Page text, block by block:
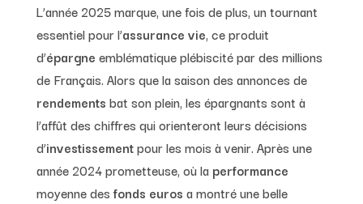
L’année 2025 marque, une fois de plus, un tournant
essentiel pour l’assurance vie, ce produit
d’épargne emblématique plébiscité par des millions
de Français. Alors que la saison des annonces de
rendements bat son plein, les épargnants sont à
l’affût des chiffres qui orienteront leurs décisions
d’investissementpour les mois à venir. Après une
année 2024 prometteuse, où la performance
moyenne des fonds euros a montré une belle